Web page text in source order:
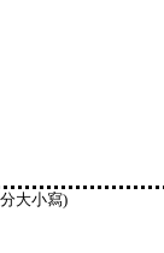
大小寫)